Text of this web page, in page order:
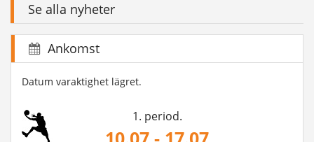
Se alla nyheter
Ankomst
Datum varaktighet lägret.
1. period.